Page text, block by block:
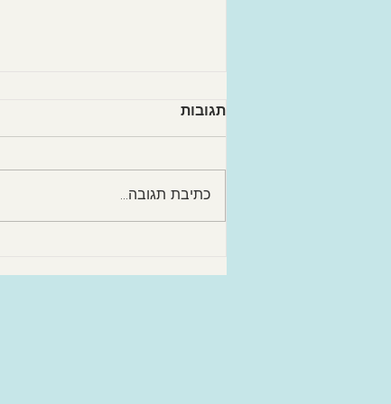
עצות לאבא ואמא
תגובות
כתיבת תגובה...